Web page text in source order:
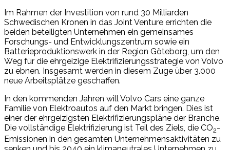
Im Rahmen der Investition von rund 30 Milliarden
Schwedischen Kronen in das Joint Venture errichten die
beiden beteiligten Unternehmen ein gemeinsames
Forschungs- und Entwicklungszentrum sowie ein
Batterieproduktionswerk in der Region Göteborg, um den
Weg für die ehrgeizige Elektrifizierungsstrategie von Volvo
zu ebnen. Insgesamt werden in diesem Zuge über 3.000
neue Arbeitsplätze geschaffen.
In den kommenden Jahren will Volvo Cars eine ganze
Familie von Elektroautos auf den Markt bringen. Dies ist
einer der ehrgeizigsten Elektrifizierungspläne der Branche.
Die vollständige Elektrifizierung ist Teil des Ziels, die CO2-
Emissionen in den gesamten Unternehmensaktivitäten zu